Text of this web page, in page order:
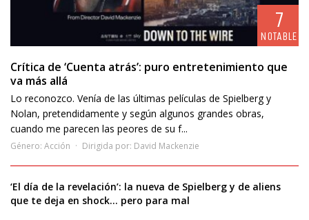
7
NOTABLE
Crítica de ‘Cuenta atrás’: puro entretenimiento que
va más allá
Lo reconozco. Venía de las últimas películas de Spielberg y
Nolan, pretendidamente y según algunos grandes obras,
cuando me parecen las peores de su f...
Género: Acción Dirigida por: David Mackenzie
‘El día de la revelación’: la nueva de Spielberg y de aliens
que te deja en shock… pero para mal